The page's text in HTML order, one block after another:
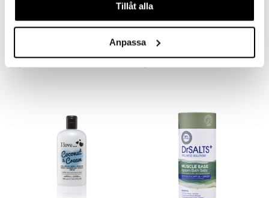
Tillåt alla
Anpassa
Original Source Coconut & Shea Butter Shower
1,95
Original Source Lemon & Tea Tree Shower
ORIGINAL SOURCE
1,95